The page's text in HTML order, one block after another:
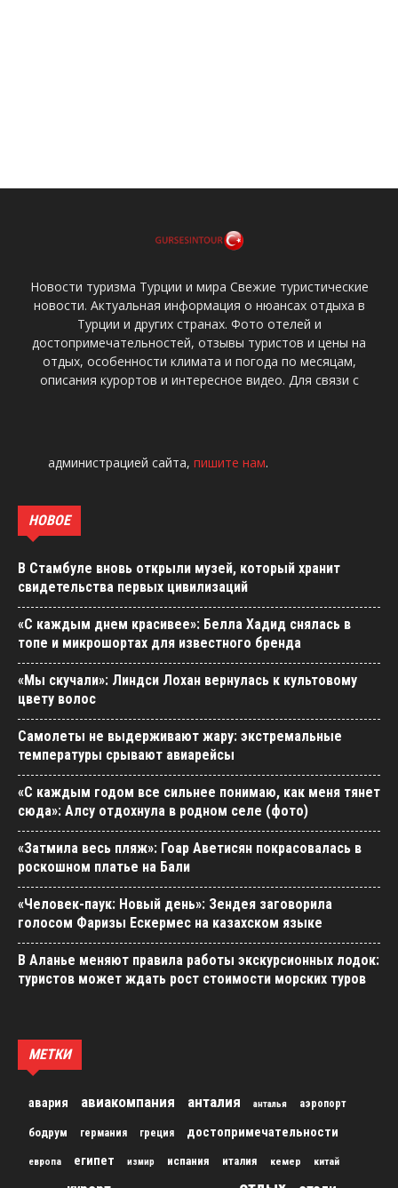
Новости туризма Турции и мира Свежие туристические
новости. Актуальная информация о нюансах отдыха в
Турции и других странах. Фото отелей и
достопримечательностей, отзывы туристов и цены на
отдых, особенности климата и погода по месяцам,
описания курортов и интересное видео. Для связи с
администрацией сайта, пишите нам.
НОВОЕ
В Стамбуле вновь открыли музей, который хранит
свидетельства первых цивилизаций
«С каждым днем красивее»: Белла Хадид снялась в
топе и микрошортах для известного бренда
«Мы скучали»: Линдси Лохан вернулась к культовому
цвету волос
Самолеты не выдерживают жару: экстремальные
температуры срывают авиарейсы
«С каждым годом все сильнее понимаю, как меня тянет
сюда»: Алсу отдохнула в родном селе (фото)
«Затмила весь пляж»: Гоар Аветисян покрасовалась в
роскошном платье на Бали
«Человек-паук: Новый день»: Зендея заговорила
голосом Фаризы Ескермес на казахском языке
В Аланье меняют правила работы экскурсионных лодок:
туристов может ждать рост стоимости морских туров
МЕТКИ
авария авиакомпания анталия анталья аэропорт
бодрум германия греция достопримечательности
европа египет измир испания италия кемер китай